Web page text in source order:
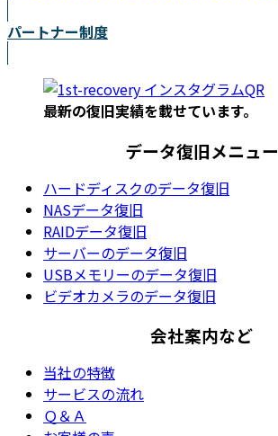
パートナー制度
最新の復旧実績を載せています。
データ復旧メニュー
ハードディスクのデータ復旧
NASデータ復旧
RAIDデータ復旧
サーバーのデータ復旧
USBメモリーのデータ復旧
ビデオカメラのデータ復旧
会社案内など
当社の特徴
サービスの流れ
Ｑ＆Ａ